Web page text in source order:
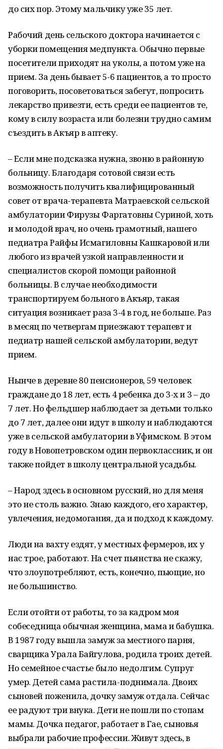
до сих пор. Этому мальчику уже 35 лет.
Рабочий день сельского доктора начинается с
уборки помещения медпункта. Обычно первые
посетители приходят на уколы, а потом уже на
прием. За день бывает 5-6 пациентов, а то просто
поговорить, посоветоваться забегут, попросить
лекарство привезти, есть среди ее пациентов те,
кому в силу возраста или болезни трудно самим
съездить в Акъяр в аптеку.
– Если мне подсказка нужна, звоню в районную
больницу. Благодаря сотовой связи есть
возможность получить квалифицированный
совет от врача-терапевта Матраевской сельской
амбулатории Фирузы Фаргатовны Суриной, хоть
и молодой врач, но очень грамотный, нашего
педиатра Райфы Исмагиловны Кашкаровой или
любого из врачей узкой направленности и
специалистов скорой помощи районной
больницы. В случае необходимости
транспортируем больного в Акъяр, такая
ситуация возникает раза 3-4 в год, не больше. Раз
в месяц по четвергам приезжают терапевт и
педиатр нашей сельской амбулатории, ведут
прием.
Нынче в деревне 80 пенсионеров, 59 человек
граждане до 18 лет, есть 4 ребенка до 3-х и 3 – до
7 лет. Но фельдшер наблюдает за детьми только
до 7 лет, далее они идут в школу и наблюдаются
уже в сельской амбулатории в Уфимском. В этом
году в Новопетровском один первоклассник, и он
также пойдет в школу центральной усадьбы.
– Народ здесь в основном русский, но для меня
это не столь важно. Знаю каждого, его характер,
увлечения, недомогания, да и подход к каждому.
Люди на вахту ездят, у местных фермеров, их у
нас трое, работают. На счет пьянства не скажу,
что злоупотребляют, есть, конечно, пьющие, но
не большинство.
Если отойти от работы, то за кадром моя
собеседница обычная женщина, мама и бабушка.
В 1987 году вышла замуж за местного парня,
сварщика Урала Байгулова, родила троих детей.
Но семейное счастье было недолгим. Супруг
умер. Детей сама растила-поднимала. Двоих
сыновей поженила, дочку замуж отдала. Сейчас
ее радуют три внука. Дети не пошли по стопам
мамы. Дочка педагог, работает в Гае, сыновья
выбрали рабочие профессии. Живут здесь, в